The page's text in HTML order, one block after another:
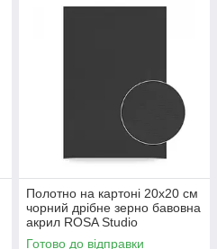
Полотно на картоні 20х20 см
чорний дрібне зерно бавовна
акрил ROSA Studio
Готово до відправки